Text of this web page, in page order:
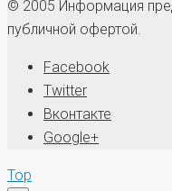
© 2005 Информация
публичной офертой.
Facebook
Twitter
Вконтакте
Google+
Top